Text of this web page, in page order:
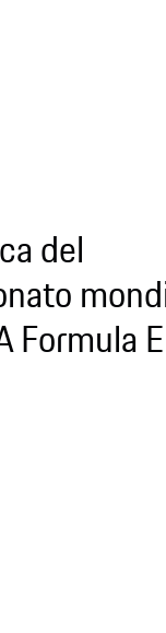
del
Formula E